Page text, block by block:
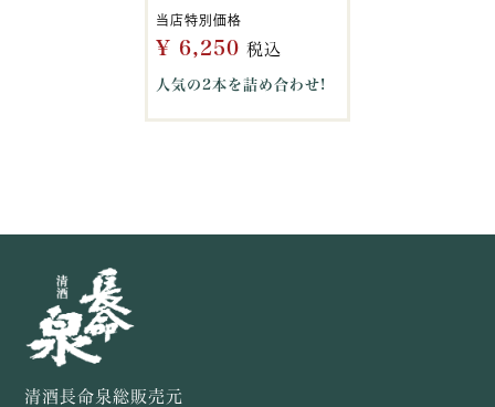
当店特別価格
¥ 6,250 税込
人気の2本を詰め合わせ!
清酒長命泉総販売元